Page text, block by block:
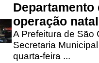
operação
A Prefeitura de São
Secretaria
quarta-feira ...